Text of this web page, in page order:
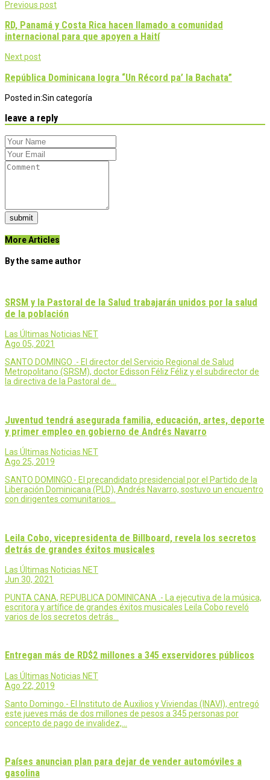
Post
navigation
Previous post
RD, Panamá y Costa Rica hacen llamado a comunidad
internacional para que apoyen a Haití
Next post
República Dominicana logra “Un Récord pa’ la Bachata”
Posted in:Sin categoría
leave a reply
submit
More Articles
By the same author
SRSM y la Pastoral de la Salud trabajarán unidos por la salud
de la población
Las Últimas Noticias NET
Ago 05, 2021
SANTO DOMINGO .- El director del Servicio Regional de Salud
Metropolitano (SRSM), doctor Edisson Féliz Féliz y el subdirector de
la directiva de la Pastoral de…
Juventud tendrá asegurada familia, educación, artes, deporte
y primer empleo en gobierno de Andrés Navarro
Las Últimas Noticias NET
Ago 25, 2019
SANTO DOMINGO.- El precandidato presidencial por el Partido de la
Liberación Dominicana (PLD), Andrés Navarro, sostuvo un encuentro
con dirigentes comunitarios…
Leila Cobo, vicepresidenta de Billboard, revela los secretos
detrás de grandes éxitos musicales
Las Últimas Noticias NET
Jun 30, 2021
PUNTA CANA, REPUBLICA DOMINICANA .- La ejecutiva de la música,
escritora y artífice de grandes éxitos musicales Leila Cobo reveló
varios de los secretos detrás…
Entregan más de RD$2 millones a 345 exservidores públicos
Las Últimas Noticias NET
Ago 22, 2019
Santo Domingo.- El Instituto de Auxilios y Viviendas (INAVI), entregó
este jueves más de dos millones de pesos a 345 personas por
concepto de pago de invalidez,…
Países anuncian plan para dejar de vender automóviles a
gasolina